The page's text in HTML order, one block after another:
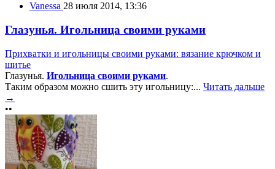
Vanessa 28 июля 2014, 13:36
Глазунья. Игольница своими руками
Прихватки и игольницы своими руками: вязание крючком и
шитье
Глазунья. Игольница своими руками.
Таким образом можно сшить эту игольницу:... Читать дальше
→
••